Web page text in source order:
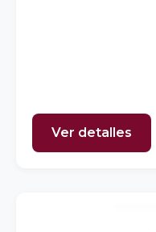
Ver detalles